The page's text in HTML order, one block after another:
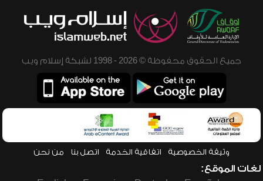
جميع الحقوق محفوظة © 2026 - 1998 لشبكة إسلام ويب
وثيقة الخصوصية اتفاقية الخدمة اتصل بنا من نحن
لغات الموقع: